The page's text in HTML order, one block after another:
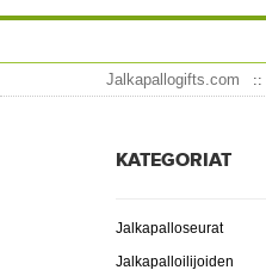
Jalkapallogifts.com
KATEGORIAT
Jalkapalloseurat
Jalkapalloilijoiden